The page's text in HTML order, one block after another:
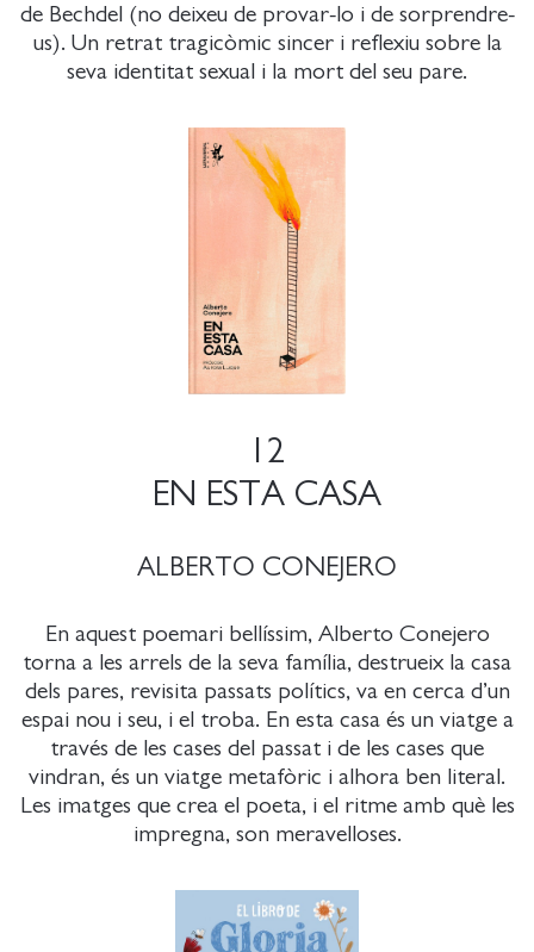
de Bechdel (no deixeu de provar-lo i de sorprendre-
us). Un retrat tragicòmic sincer i reflexiu sobre la
seva identitat sexual i la mort del seu pare.
12
EN ESTA CASA
ALBERTO CONEJERO
En aquest poemari bellíssim, Alberto Conejero
torna a les arrels de la seva família, destrueix la casa
dels pares, revisita passats polítics, va en cerca d’un
espai nou i seu, i el troba. En esta casa és un viatge a
través de les cases del passat i de les cases que
vindran, és un viatge metafòric i alhora ben literal.
Les imatges que crea el poeta, i el ritme amb què les
impregna, son meravelloses.